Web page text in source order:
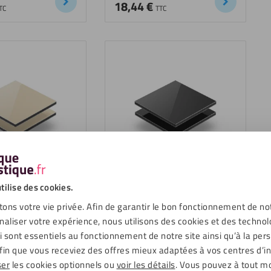
des cookies.
votre vie privée. Afin de garantir le bon fonctionnement de
votre expérience, nous utilisons des cookies et des
sont essentiels au fonctionnement de notre site ainsi qu’à la
que vous receviez des offres mieux adaptées à vos centres
les cookies optionnels ou voir les détails. Vous pouvez à tout
18,44€ TTC
aluminium
1015
18,44€ TTC